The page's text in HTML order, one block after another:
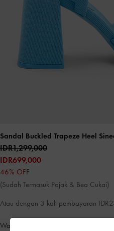
Sandal Buckled Trapeze Heel
IDR1,299,000
IDR699,000
46% OFF
(Sudah Termasuk Pajak & Bea Cukai)
Atau dengan 3 kali pembayaran
Warna: